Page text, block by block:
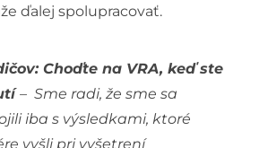
ďalej spolupracovať.
Choďte na VRA, keď ste
– Sme radi, že sme sa
iba s výsledkami, ktoré
vyšli pri vyšetrení